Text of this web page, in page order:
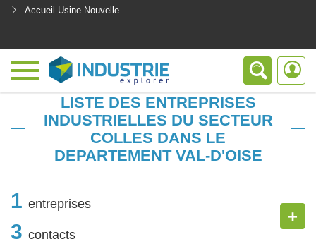
Accueil Usine Nouvelle
LISTE DES ENTREPRISES
INDUSTRIELLES DU SECTEUR
COLLES DANS LE
DEPARTEMENT VAL-D'OISE
1 entreprises
3 contacts
+